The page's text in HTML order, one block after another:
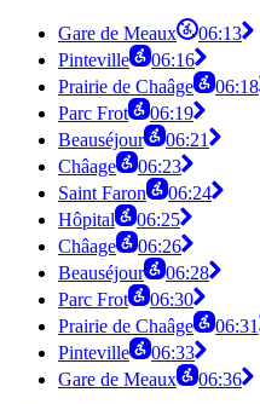
Gare de Meaux
06:13
Pinteville
06:16
Prairie de Chaâge
06:18
Parc Frot
06:19
Beauséjour
06:21
Châage
06:23
Saint Faron
06:24
Hôpital
06:25
Châage
06:26
Beauséjour
06:28
Parc Frot
06:30
Prairie de Chaâge
06:31
Pinteville
06:33
Gare de Meaux
06:36